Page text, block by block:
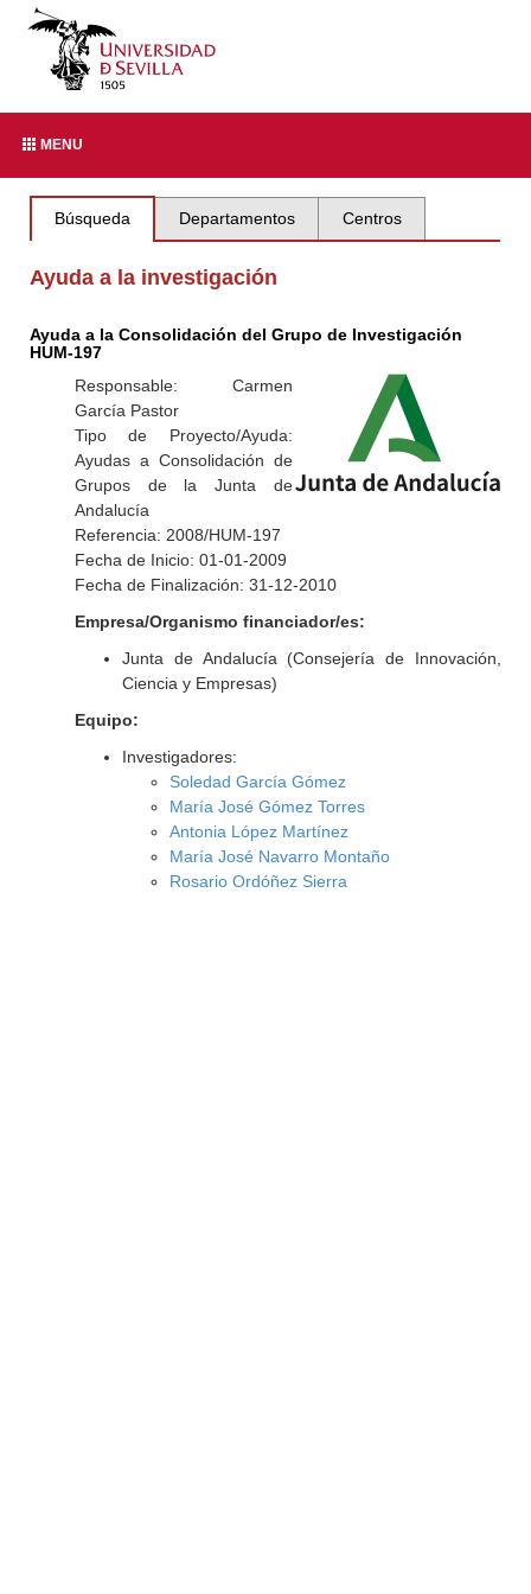
MENU
Búsqueda Departamentos Centros
Ayuda a la investigación
Ayuda a la Consolidación del Grupo de Investigación
HUM-197
Responsable: Carmen
García Pastor
Tipo de Proyecto/Ayuda:
Ayudas a Consolidación de
Grupos de la Junta de
Andalucía
Referencia: 2008/HUM-197
Fecha de Inicio: 01-01-2009
Fecha de Finalización: 31-12-2010
Empresa/Organismo financiador/es:
Junta de Andalucía (Consejería de Innovación,
Ciencia y Empresas)
Equipo:
Investigadores:
Soledad García Gómez
María José Gómez Torres
Antonia López Martínez
María José Navarro Montaño
Rosario Ordóñez Sierra